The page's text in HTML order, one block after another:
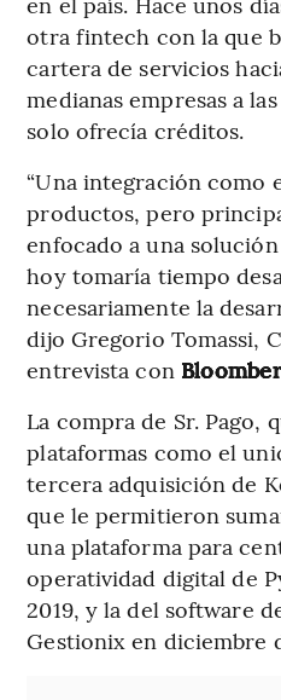
otra fintech con la que
cartera de servicios
medianas empresas a
solo ofrecía créditos.
“Una integración como
productos, pero
enfocado a una
hoy tomaría tiempo
necesariamente la
dijo Gregorio Tomassi,
entrevista con
La compra de Sr. Pago,
plataformas como el
tercera adquisición de
que le permitieron
una plataforma para
operatividad digital de
2019, y la del software
Gestionix en diciembre